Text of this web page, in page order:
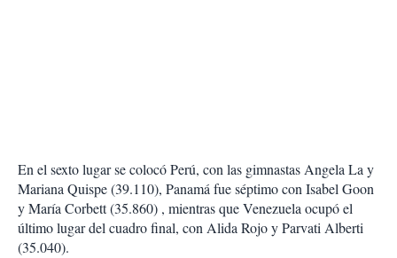
En el sexto lugar se colocó Perú, con las gimnastas Angela La y
Mariana Quispe (39.110), Panamá fue séptimo con Isabel Goon
y María Corbett (35.860) , mientras que Venezuela ocupó el
último lugar del cuadro final, con Alida Rojo y Parvati Alberti
(35.040).